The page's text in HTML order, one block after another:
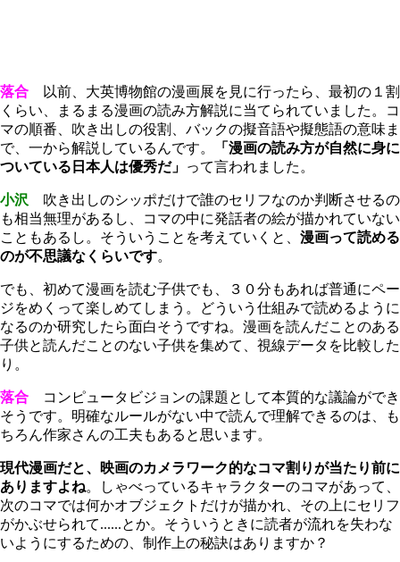
落合 以前、大英博物館の漫画展を見に行ったら、最初の１割
くらい、まるまる漫画の読み方解説に当てられていました。コ
マの順番、吹き出しの役割、バックの擬音語や擬態語の意味ま
で、一から解説しているんです。
「漫画の読み方が自然に身に
ついている日本人は優秀だ」 って言われました。
小沢 吹き出しのシッポだけで誰のセリフなのか判断させるの
も相当無理があるし、コマの中に発話者の絵が描かれていない
こともあるし。そういうことを考えていくと、 漫画って読める
のが不思議なくらいです。
でも、初めて漫画を読む子供でも、３０分もあれば普通にペー
ジをめくって楽しめてしまう。どういう仕組みで読めるように
なるのか研究したら面白そうですね。漫画を読んだことのある
子供と読んだことのない子供を集めて、視線データを比較した
り。
落合 コンピュータビジョンの課題として本質的な議論ができ
そうです。明確なルールがない中で読んで理解できるのは、も
ちろん作家さんの工夫もあると思います。
現代漫画だと、映画のカメラワーク的なコマ割りが当たり前に
ありますよね。しゃべっているキャラクターのコマがあって、
次のコマでは何かオブジェクトだけが描かれ、その上にセリフ
がかぶせられて......とか。そういうときに読者が流れを失わな
いようにするための、制作上の秘訣はありますか？